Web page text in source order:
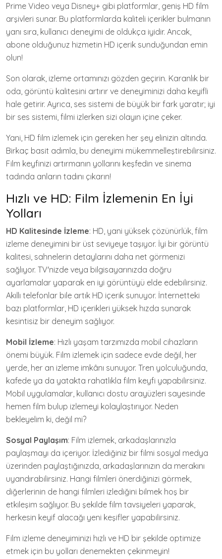
Prime Video veya Disney+ gibi platformlar, geniş HD film
arşivleri sunar. Bu platformlarda kaliteli içerikler bulmanın
yanı sıra, kullanıcı deneyimi de oldukça iyidir. Ancak,
abone olduğunuz hizmetin HD içerik sunduğundan emin
olun!
Son olarak, izleme ortamınızı gözden geçirin. Karanlık bir
oda, görüntü kalitesini artırır ve deneyiminizi daha keyifli
hale getirir. Ayrıca, ses sistemi de büyük bir fark yaratır; iyi
bir ses sistemi, filmi izlerken sizi olayın içine çeker.
Yani, HD film izlemek için gereken her şey elinizin altında.
Birkaç basit adımla, bu deneyimi mükemmelleştirebilirsiniz.
Film keyfinizi artırmanın yollarını keşfedin ve sinema
tadında anların tadını çıkarın!
Hızlı ve HD: Film İzlemenin En İyi
Yolları
HD Kalitesinde İzleme: HD, yani yüksek çözünürlük, film
izleme deneyimini bir üst seviyeye taşıyor. İyi bir görüntü
kalitesi, sahnelerin detaylarını daha net görmenizi
sağlıyor. TV'nizde veya bilgisayarınızda doğru
ayarlamalar yaparak en iyi görüntüyü elde edebilirsiniz.
Akıllı telefonlar bile artık HD içerik sunuyor. İnternetteki
bazı platformlar, HD içerikleri yüksek hızda sunarak
kesintisiz bir deneyim sağlıyor.
Mobil İzleme: Hızlı yaşam tarzımızda mobil cihazların
önemi büyük. Film izlemek için sadece evde değil, her
yerde, her an izleme imkânı sunuyor. Tren yolculuğunda,
kafede ya da yatakta rahatlıkla film keyfi yapabilirsiniz.
Mobil uygulamalar, kullanıcı dostu arayüzleri sayesinde
hemen film bulup izlemeyi kolaylaştırıyor. Neden
bekleyelim ki, değil mi?
Sosyal Paylaşım: Film izlemek, arkadaşlarınızla
paylaşmayı da içeriyor. İzlediğiniz bir filmi sosyal medya
üzerinden paylaştığınızda, arkadaşlarınızın da merakını
uyandırabilirsiniz. Hangi filmleri önerdiğinizi görmek,
diğerlerinin de hangi filmleri izlediğini bilmek hoş bir
etkileşim sağlıyor. Bu şekilde film tavsiyeleri yaparak,
herkesin keyif alacağı yeni keşifler yapabilirsiniz.
Film izleme deneyiminizi hızlı ve HD bir şekilde optimize
etmek için bu yolları denemekten çekinmeyin!